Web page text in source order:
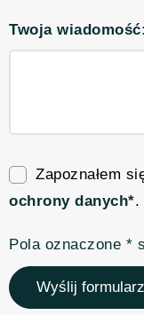
Twoja
Zapoznałem
ochrony danych*.
Pola oznaczone *
Wyślij formularz